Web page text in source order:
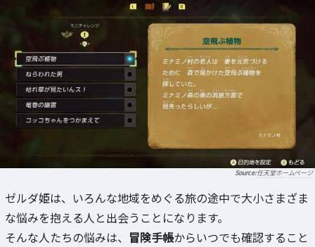
任天堂ホームページ
ゼルダ姫は、いろんな地域をめぐる旅の途中で大小さまざま
な悩みを抱える人と出会うことになります。
そんな人たちの悩みは、 冒険手帳からいつでも確認すること